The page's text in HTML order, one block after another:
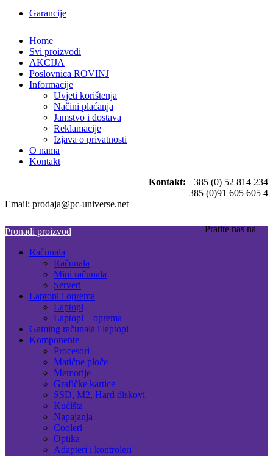
Garancije
Home
Svi proizvodi
AKCIJA
Poslovnica ROVINJ
Informacije
Uvjeti korištenja
Načini plaćanja
Jamstvo i dostava
Reklamacije
Izjava o privatnosti
O nama
Kontakt
Kontakt: +385 (0) 52 814 234
+385 (0)91 605 605 4
Email: prodaja@pc-universe.net
Pratite nas na
Pronađi proizvod
Računala
Računala
Mini računala
Serveri
Laptopi i oprema
Laptopi
Laptopi – oprema
Gaming računala i laptopi
Komponente
Procesori
Matične ploče
Memorije
Grafičke kartice
SSD, M2, Hard diskovi
Kućišta
Napajanja
Cooleri
Optika
Adapteri i kontroleri